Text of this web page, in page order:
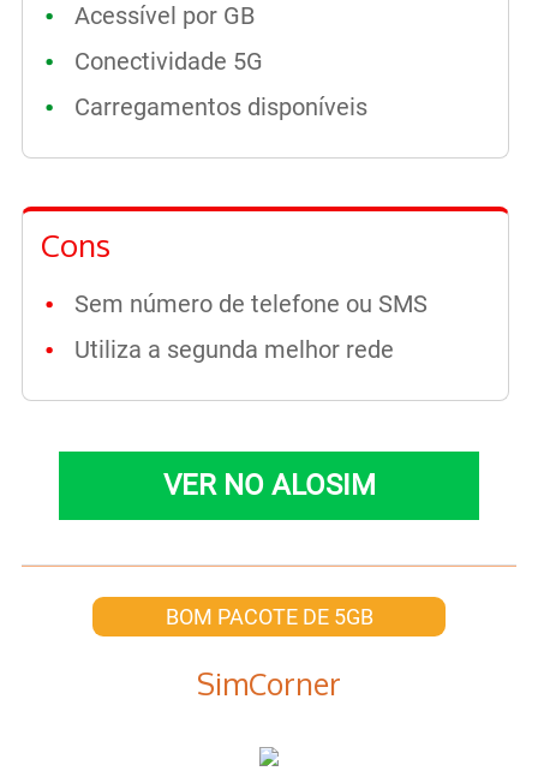
Acessível por GB
Conectividade 5G
Carregamentos disponíveis
Cons
Sem número de telefone ou SMS
Utiliza a segunda melhor rede
VER NO ALOSIM
BOM PACOTE DE 5GB
SimCorner